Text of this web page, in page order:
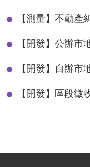
【測量】不動產
【開發】公辦市
【開發】自辦市
【開發】區段徵